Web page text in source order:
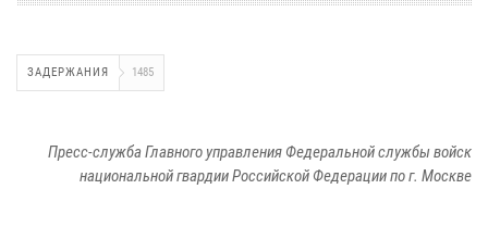
ЗАДЕРЖАНИЯ 1485
Пресс-служба Главного управления Федеральной службы войск
национальной гвардии Российской Федерации по г. Москве